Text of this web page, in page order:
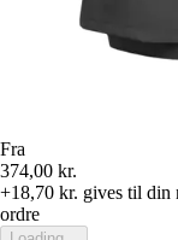
Fra
374,00 kr.
+18,70 kr. gives til din
ordre